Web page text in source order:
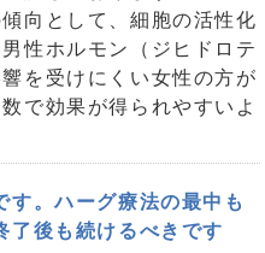
向として、細胞の活性化
性ホルモン（ジヒドロテ
を受けにくい女性の方が
で効果が得られやすいよ
す。ハーグ療法の最中も
了後も続けるべきです